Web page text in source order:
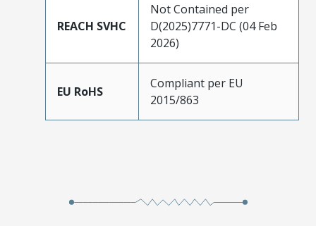
REACH SVHC
Not Contained per
D(2025)7771-DC (04 Feb
2026)
EU RoHS
Compliant per EU
2015/863